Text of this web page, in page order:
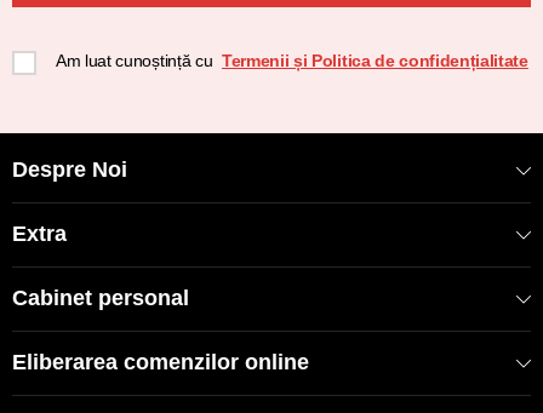
Am luat cunoștință cu Termenii și Politica de confidențialitate
Despre Noi
Extra
Cabinet personal
Eliberarea comenzilor online